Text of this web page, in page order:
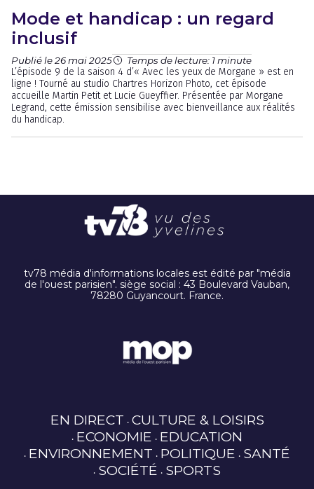
Mode et handicap : un regard
inclusif
Publié le 26 mai 2025 Temps de lecture: 1 minute
L’épisode 9 de la saison 4 d’« Avec les yeux de Morgane » est en
ligne ! Tourné au studio Chartres Horizon Photo, cet épisode
accueille Martin Petit et Lucie Gueyffier. Présentée par Morgane
Legrand, cette émission sensibilise avec bienveillance aux réalités
du handicap.
tv78 média d'informations locales est édité par "média
de l'ouest parisien". siège social : 43 Boulevard Vauban,
78280 Guyancourt. France.
EN DIRECT CULTURE & LOISIRS
ECONOMIE EDUCATION
ENVIRONNEMENT POLITIQUE SANTÉ
SOCIÉTÉ SPORTS